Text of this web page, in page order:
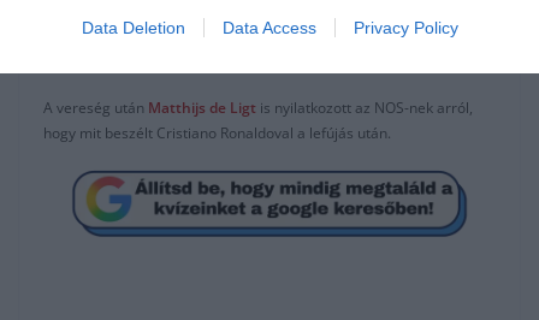
Data Deletion Data Access Privacy Policy
“A csalódottság természetesen ott van a fejünkben, de nem szabad
A vereség után Matthijs de Ligt is nyilatkozott az NOS-nek arról,
hogy mit beszélt Cristiano Ronaldoval a lefújás után.